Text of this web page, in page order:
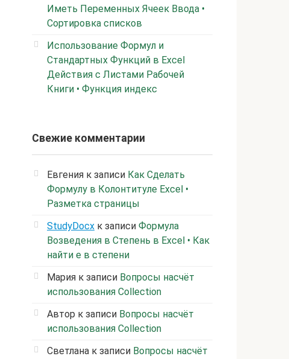
Иметь Переменных Ячеек Ввода •
Сортировка списков
Использование Формул и
Стандартных Функций в Excel
Действия с Листами Рабочей
Книги • Функция индекс
Свежие комментарии
Евгения к записи Как Сделать
Формулу в Колонтитуле Excel •
Разметка страницы
StudyDocx к записи Формула
Возведения в Степень в Excel • Как
найти е в степени
Мария к записи Вопросы насчёт
использования Collection
Автор к записи Вопросы насчёт
использования Collection
Светлана к записи Вопросы насчёт